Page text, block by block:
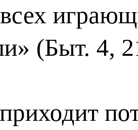
(Быт. 4,